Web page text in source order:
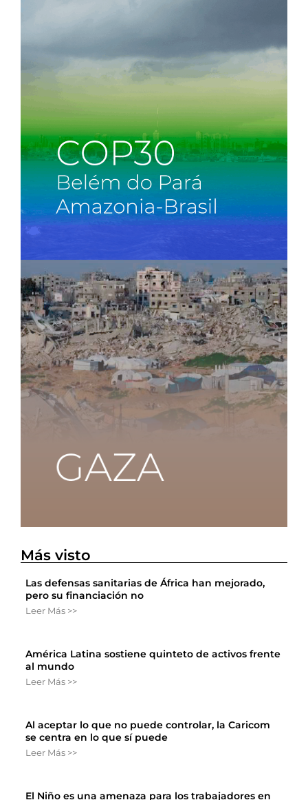
Más visto
Las defensas sanitarias de África han mejorado,
pero su financiación no
Leer Más >>
América Latina sostiene quinteto de activos frente
al mundo
Leer Más >>
Al aceptar lo que no puede controlar, la Caricom
se centra en lo que sí puede
Leer Más >>
El Niño es una amenaza para los trabajadores en